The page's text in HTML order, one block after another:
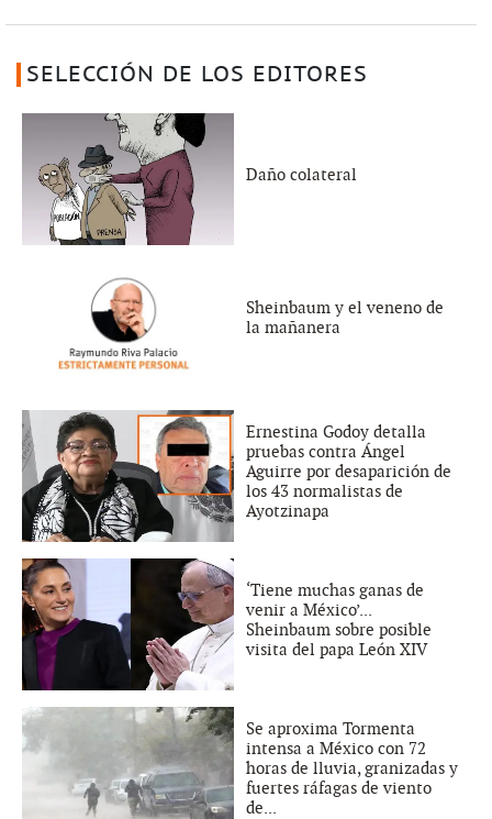
SELECCIÓN DE LOS EDITORES
Daño colateral
Sheinbaum y el veneno de
la mañanera
Ernestina Godoy detalla
pruebas contra Ángel
Aguirre por desaparición de
los 43 normalistas de
Ayotzinapa
‘Tiene muchas ganas de
venir a México’...
Sheinbaum sobre posible
visita del papa León XIV
Se aproxima Tormenta
intensa a México con 72
horas de lluvia, granizadas y
fuertes ráfagas de viento
de...